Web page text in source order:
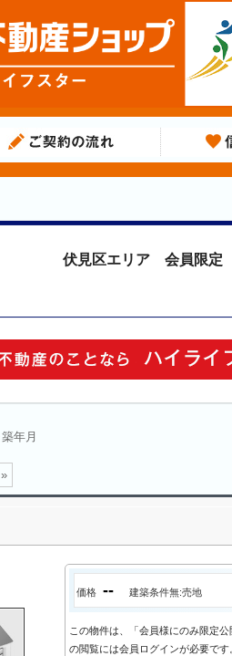
伏見区エリア 会員限定
築年月
»
価格 -- 建築条件無:売地
この物件は、「会員様にのみ限定
の閲覧には会員ログインが必要で